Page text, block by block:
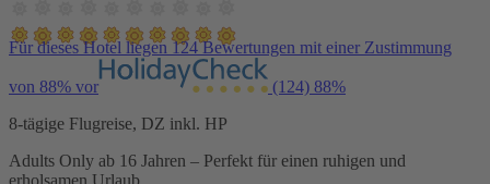
Für dieses Hotel liegen 124 Bewertungen mit einer Zustimmung
von 88% vor (124) 88%
8-tägige Flugreise, DZ inkl. HP
Adults Only ab 16 Jahren – Perfekt für einen ruhigen und
erholsamen Urlaub